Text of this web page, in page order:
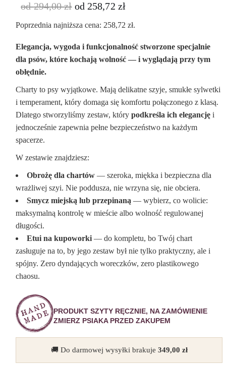
od294,00zł od 258,72 zł
Poprzednia najniższa cena: 258,72zł.
Elegancja, wygoda i funkcjonalność stworzone specjalnie
dla psów, które kochają wolność — i wyglądają przy tym
obłędnie.
Charty to psy wyjątkowe. Mają delikatne szyje, smukłe sylwetki
i temperament, który domaga się komfortu połączonego z klasą.
Dlatego stworzyliśmy zestaw, którypodkreśla ich elegancję i
jednocześnie zapewnia pełne bezpieczeństwo na każdym
spacerze.
W zestawie znajdziesz:
Obrożę dla chartów — szeroka, miękka i bezpieczna dla
wrażliwej szyi. Nie poddusza, nie wrzyna się, nie obciera.
Smycz miejską lub przepinaną — wybierz, co wolicie:
maksymalną kontrolę w mieście albo wolność regulowanej
długości.
Etui na kupoworki — do kompletu, bo Twój chart
zasługuje na to, by jego zestaw był nie tylko praktyczny, ale i
spójny. Zero dyndających woreczków, zero plastikowego
chaosu.
PRODUKT SZYTY RĘCZNIE, NA ZAMÓWIENIE
ZMIERZ PSIAKA PRZED ZAKUPEM
🚚 Do darmowej wysyłki brakuje 349,00 zł